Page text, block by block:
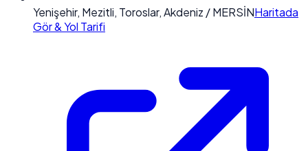
Yenişehir, Mezitli, Toroslar, Akdeniz / MERSİNHaritada
Gör & Yol Tarifi